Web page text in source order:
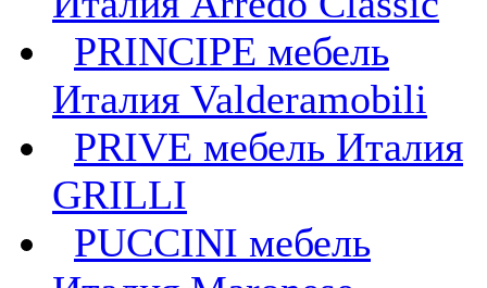
PRINCIPE мебель
Италия Valderamobili
PRIVE мебель Италия
GRILLI
PUCCINI мебель